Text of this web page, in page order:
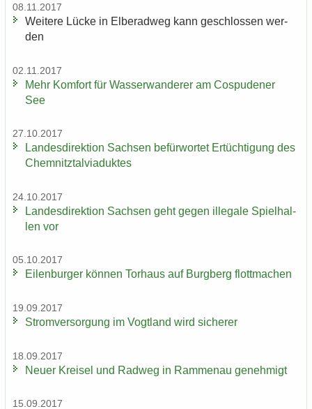
08.11.2017
Wei­te­re Lücke in El­be­rad­weg kann ge­schlos­sen wer­
den
02.11.2017
Mehr Kom­fort für Was­ser­wan­de­rer am Cos­pu­de­ner
See
27.10.2017
Lan­des­di­rek­ti­on Sach­sen be­für­wor­tet Er­tüch­ti­gung des
Chem­nitz­tal­via­duk­tes
24.10.2017
Lan­des­di­rek­ti­on Sach­sen geht gegen il­le­ga­le Spiel­hal­
len vor
05.10.2017
Ei­len­bur­ger kön­nen Tor­haus auf Burg­berg flott­ma­chen
19.09.2017
Strom­ver­sor­gung im Vogt­land wird si­che­rer
18.09.2017
Neuer Krei­sel und Rad­weg in Ram­men­au ge­neh­migt
15.09.2017